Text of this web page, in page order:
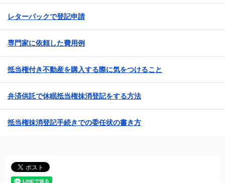
レターパックで登記申請
専門家に依頼した費用例
抵当権付き不動産を購入する際に気をつけること
弁済供託で休眠抵当権抹消登記をする方法
抵当権抹消登記手続きでの委任状の書き方